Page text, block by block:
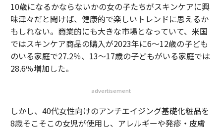
10歳になるかならないかの女の子たちがスキンケアに興
味津々だと聞けば、健康的で楽しいトレンドに思えるか
もしれない。商業的にも大きな市場となっていて、米国
ではスキンケア商品の購入が2023年に6〜12歳の子ども
のいる家庭で27.2％、13〜17歳の子どもがいる家庭では
28.6％増加した。
advertisement
しかし、40代女性向けのアンチエイジング基礎化粧品を
8歳そこそこの女児が使用し、アレルギーや発疹・皮膚